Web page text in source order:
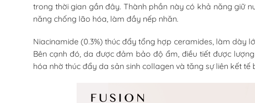
trong thời gian gần đây. Thành phần này có khả năng giữ
năng chống lão hóa, làm đầy nếp nhăn.
Niacinamide (0.3%) thúc đẩy tổng hợp ceramides, làm dày
Bên cạnh đó, da được đảm bảo độ ẩm, điều tiết được
hóa nhờ thúc đẩy da sản sinh collagen và tăng sự liên kết tế